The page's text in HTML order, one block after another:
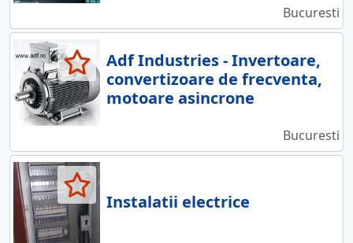
Bucuresti
Adf Industries - Invertoare,
convertizoare de frecventa,
motoare asincrone
Bucuresti
Instalatii electrice